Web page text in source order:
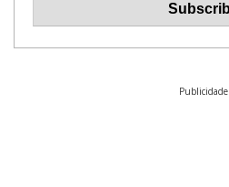
Publicidade